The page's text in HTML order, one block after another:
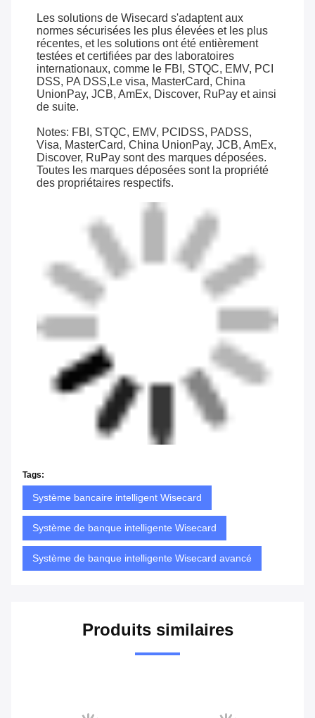
Les solutions de Wisecard s'adaptent aux
normes sécurisées les plus élevées et les plus
récentes, et les solutions ont été entièrement
testées et certifiées par des laboratoires
internationaux, comme le FBI, STQC, EMV, PCI
DSS, PA DSS,Le visa, MasterCard, China
UnionPay, JCB, AmEx, Discover, RuPay et ainsi
de suite.
Notes: FBI, STQC, EMV, PCIDSS, PADSS,
Visa, MasterCard, China UnionPay, JCB, AmEx,
Discover, RuPay sont des marques déposées.
Toutes les marques déposées sont la propriété
des propriétaires respectifs.
Tags:
Système bancaire intelligent Wisecard
Système de banque intelligente Wisecard
Système de banque intelligente Wisecard avancé
Produits similaires